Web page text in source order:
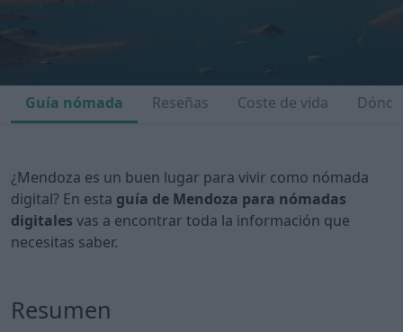
Guía nómada Reseñas Coste de vida
¿Mendoza es un buen lugar para vivir como nómada
digital? En esta guía de Mendoza para nómadas
digitales vas a encontrar toda la información que
necesitas saber.
Resumen